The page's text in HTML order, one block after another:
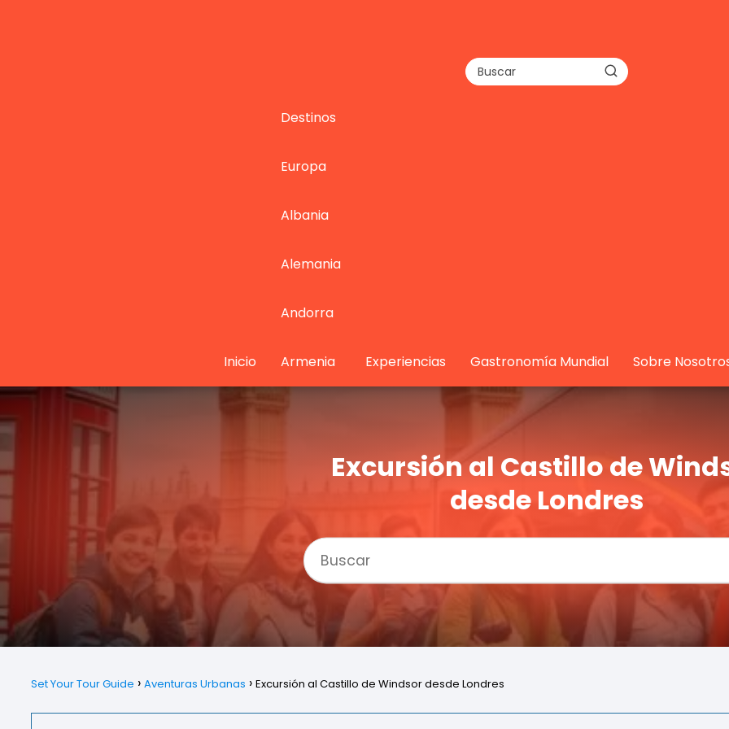
Inicio
Destinos
Europa
Albania
Alemania
Andorra
Armenia Experiencias Gastronomía Mundial Sobre
Excursión al Castillo de
desde Londres
Set Your Tour Guide Aventuras Urbanas Excursión al Castillo de Windsor desde Londres